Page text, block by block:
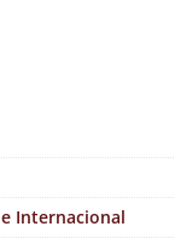
Internacional